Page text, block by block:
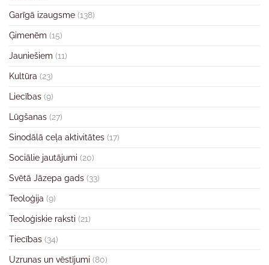
Garīgā izaugsme (138)
Ģimenēm (15)
Jauniešiem (11)
Kultūra (23)
Liecības (9)
Lūgšanas (27)
Sinodālā ceļa aktivitātes (17)
Sociālie jautājumi (20)
Svētā Jāzepa gads (33)
Teoloģija (9)
Teoloģiskie raksti (21)
Tiecības (34)
Uzrunas un vēstījumi (80)